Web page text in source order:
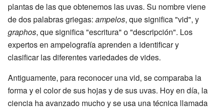
plantas de las que obtenemos las uvas. Su nombre viene
de dos palabras griegas: ampelos, que significa "vid", y
graphos, que significa "escritura" o "descripción". Los
expertos en ampelografía aprenden a identificar y
clasificar las diferentes variedades de vides.
Antiguamente, para reconocer una vid, se comparaba la
forma y el color de sus hojas y de sus uvas. Hoy en día, la
ciencia ha avanzado mucho y se usa una técnica llamada